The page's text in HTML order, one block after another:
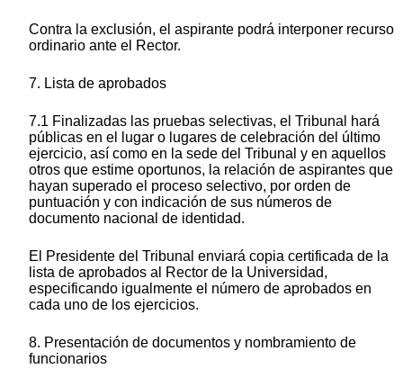
Contra la exclusión, el aspirante podrá interponer recurso
ordinario ante el Rector.
7. Lista de aprobados
7.1 Finalizadas las pruebas selectivas, el Tribunal hará
públicas en el lugar o lugares de celebración del último
ejercicio, así como en la sede del Tribunal y en aquellos
otros que estime oportunos, la relación de aspirantes que
hayan superado el proceso selectivo, por orden de
puntuación y con indicación de sus números de
documento nacional de identidad.
El Presidente del Tribunal enviará copia certificada de la
lista de aprobados al Rector de la Universidad,
especificando igualmente el número de aprobados en
cada uno de los ejercicios.
8. Presentación de documentos y nombramiento de
funcionarios